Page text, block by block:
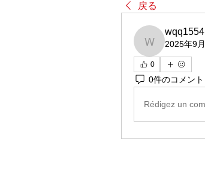
戻る
2025年9
0
0件のコメント
Rédigez un